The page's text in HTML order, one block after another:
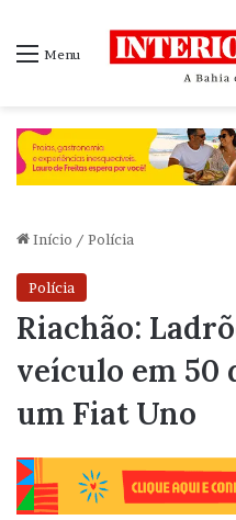
Menu
Início / Polícia
Polícia
Riachão:
veículo em 50
um Fiat Uno